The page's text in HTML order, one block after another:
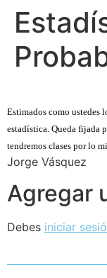
Estimados como ustedes
estadística. Queda fijada
tendremos clases por lo
Jorge Vásquez
Agregar
Debes iniciar